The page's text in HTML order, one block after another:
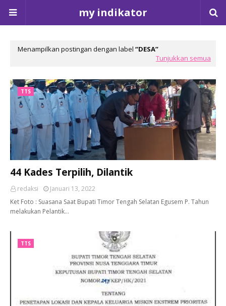
my indikator
Menampilkan postingan dengan label
DESA
Tunjukkan semua
TTS
44 Kades Terpilih, Dilantik
redaksi
Januari 13, 2022
Ket Foto : Suasana Saat Bupati Timor Tengah Selatan Egusem P. Tahun
melakukan Pelantik…
TTS